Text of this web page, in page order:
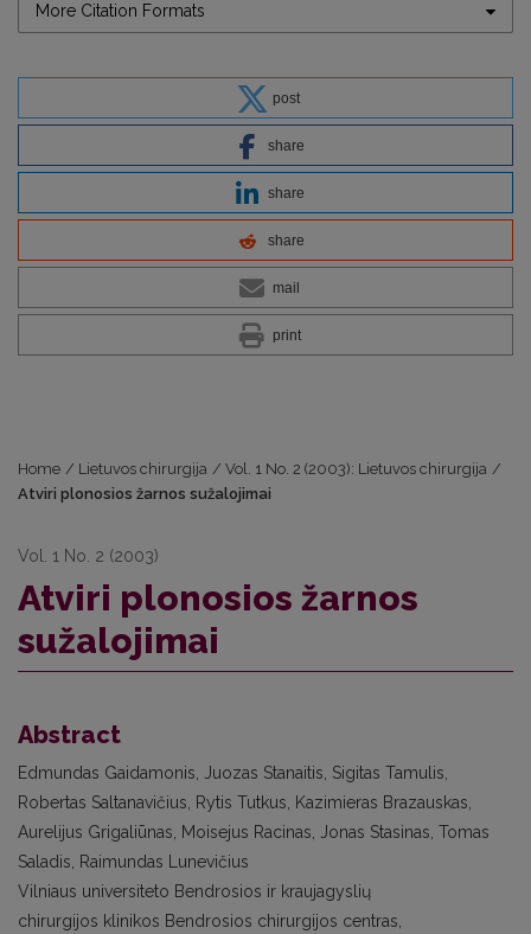
More Citation Formats
post
share
share
share
mail
print
Home / Lietuvos chirurgija / Vol. 1 No. 2 (2003): Lietuvos chirurgija /
Atviri plonosios žarnos sužalojimai
Vol. 1 No. 2 (2003)
Atviri plonosios žarnos
sužalojimai
Abstract
Edmundas Gaidamonis, Juozas Stanaitis, Sigitas Tamulis,
Robertas Saltanavičius, Rytis Tutkus, Kazimieras Brazauskas,
Aurelijus Grigaliūnas, Moisejus Racinas, Jonas Stasinas, Tomas
Saladis, Raimundas Lunevičius
Vilniaus universiteto Bendrosios ir kraujagyslių
chirurgijos klinikos Bendrosios chirurgijos centras,